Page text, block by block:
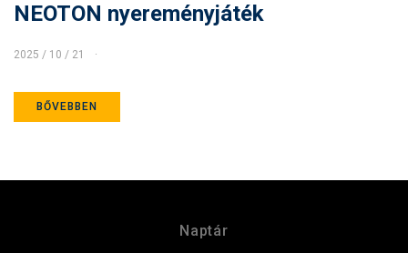
NEOTON nyereményjáték
2025 / 10 / 21
BŐVEBBEN
Naptár